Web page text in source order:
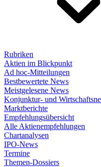
Rubriken
Aktien im Blickpunkt
Ad hoc-Mitteilungen
Bestbewertete News
Meistgelesene News
Konjunktur- und
Marktberichte
Empfehlungsübersicht
Alle Aktienempfehlungen
Chartanalysen
IPO-News
Termine
Themen-Dossiers